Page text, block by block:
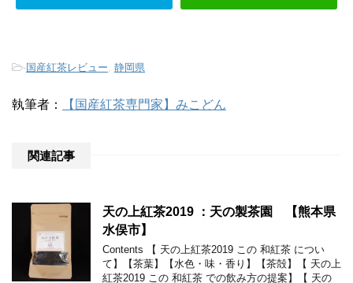
-国産紅茶レビュー, 静岡県
執筆者： 【国産紅茶専門家】みこどん
関連記事
天の上紅茶2019 ：天の製茶園 【熊本県
水俣市】
Contents 【 天の上紅茶2019 この 和紅茶 につい
て】【茶葉】【水色・味・香り】【茶殻】【 天の上
紅茶2019 この 和紅茶 での飲み方の提案】【 天の